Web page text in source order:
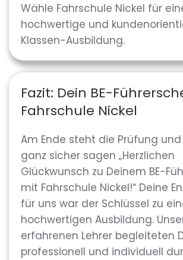
Wähle Fahrschule Nickel für
hochwertige und
Klassen-Ausbildung.
Fazit: Dein BE-
Fahrschule Nickel
Am Ende steht die Prüfung
ganz sicher sagen „Herzlichen
Glückwunsch zu Deinem BE-
mit Fahrschule Nickel!“ Deine
für uns war der Schlüssel zu
hochwertigen Ausbildung.
erfahrenen Lehrer begleiteten
professionell und individuell